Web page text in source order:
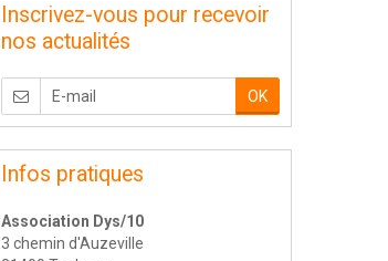
Inscrivez-vous pour recevoir
nos actualités
OK
Infos pratiques
Association Dys/10
3 chemin d'Auzeville